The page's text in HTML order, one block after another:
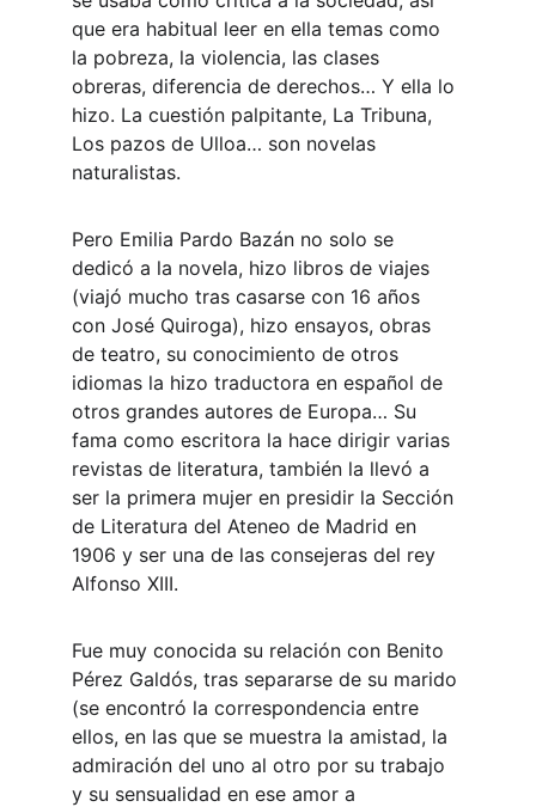
que era habitual leer en ella temas como
la pobreza, la violencia, las clases
obreras, diferencia de derechos… Y ella lo
hizo. La cuestión palpitante, La Tribuna,
Los pazos de Ulloa… son novelas
naturalistas.
Pero Emilia Pardo Bazán no solo se
dedicó a la novela, hizo libros de viajes
(viajó mucho tras casarse con 16 años
con José Quiroga), hizo ensayos, obras
de teatro, su conocimiento de otros
idiomas la hizo traductora en español de
otros grandes autores de Europa… Su
fama como escritora la hace dirigir varias
revistas de literatura, también la llevó a
ser la primera mujer en presidir la Sección
de Literatura del Ateneo de Madrid en
1906 y ser una de las consejeras del rey
Alfonso XIII.
Fue muy conocida su relación con Benito
Pérez Galdós, tras separarse de su marido
(se encontró la correspondencia entre
ellos, en las que se muestra la amistad, la
admiración del uno al otro por su trabajo
y su sensualidad en ese amor a